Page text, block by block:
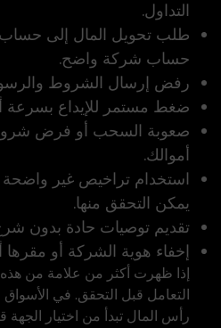
التداول.
طلب تحويل المال إلى
حساب شركة واضح.
رفض إرسال الشروط
ضغط مستمر للإيداع بسرعة
صعوبة السحب أو فرض
أموالك.
استخدام تراخيص غير واضحة
يمكن التحقق منها.
تقديم توصيات حادة بدون
إخفاء هوية الشركة أو مقرها
إذا ظهرت أكثر من علامة من هذه
التعامل قبل التحقق. في
رأس المال تبدأ من اختيار الجهة